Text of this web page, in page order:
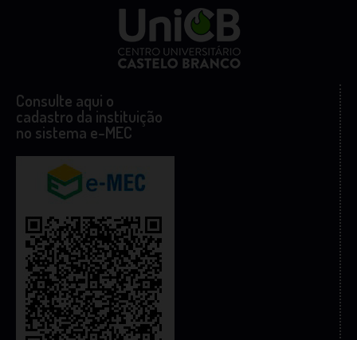
Consulte aqui o
cadastro da instituição
no sistema e-MEC